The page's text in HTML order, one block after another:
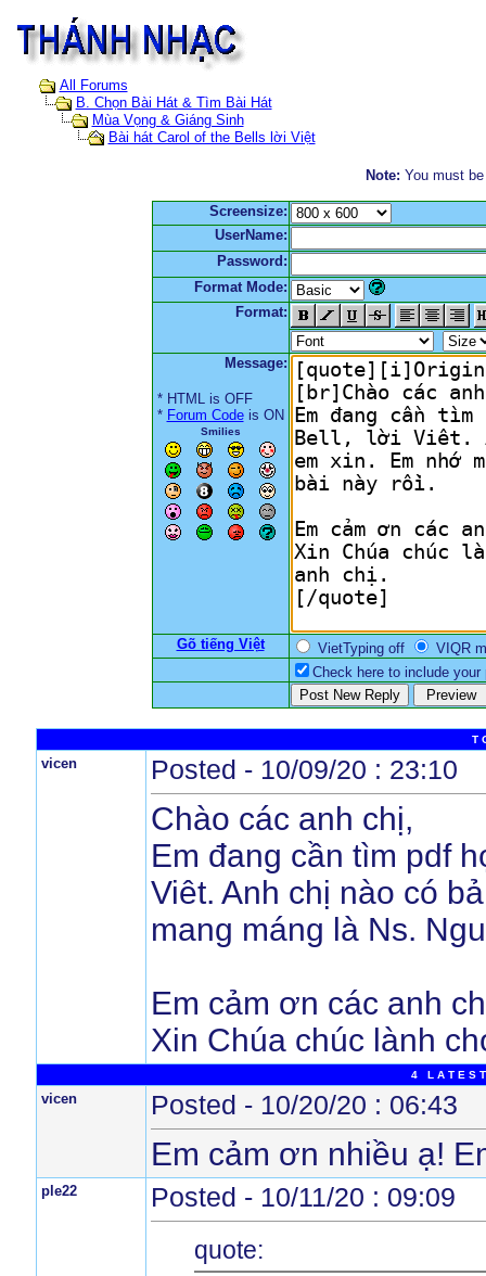
All Forums
B. Chọn Bài Hát & Tìm Bài Hát
Mùa Vọng & Giáng Sinh
Bài hát Carol of the Bells lời Việt
Note: You must
Screensize:
UserName:
Password:
Format Mode:
Format:
Message:
* HTML is OFF
* Forum Codeis ON
Smilies
Gõ tiếng Việt VietTyping off
VIQR
Check here to include your
T
vicen Posted - 10/09/20 : 23:10
Chào các anh chị,
Em đang cần tìm pdf
Viêt. Anh chị nào có
mang máng là Ns.
Em cảm ơn các anh
Xin Chúa chúc lành
4 L A T E S
vicen Posted - 10/20/20 : 06:43
Em cảm ơn nhiều ạ!
ple22 Posted - 10/11/20 : 09:09
quote: